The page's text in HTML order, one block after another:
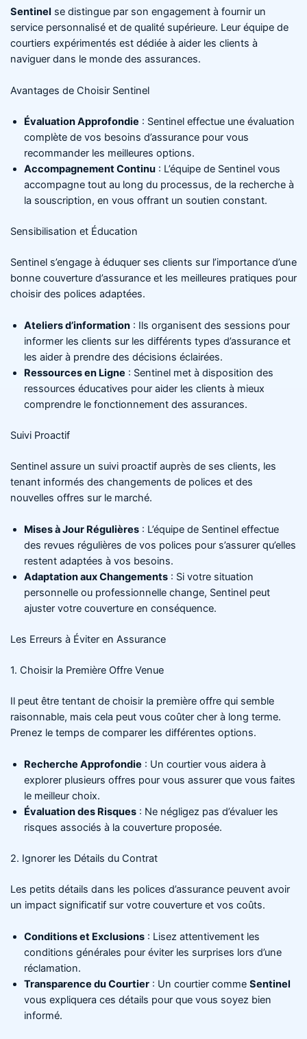
Sentinel se distingue par son engagement à fournir un
service personnalisé et de qualité supérieure. Leur équipe de
courtiers expérimentés est dédiée à aider les clients à
naviguer dans le monde des assurances.
Avantages de Choisir Sentinel
Évaluation Approfondie : Sentinel effectue une évaluation
complète de vos besoins d’assurance pour vous
recommander les meilleures options.
Accompagnement Continu : L’équipe de Sentinel vous
accompagne tout au long du processus, de la recherche à
la souscription, en vous offrant un soutien constant.
Sensibilisation et Éducation
Sentinel s’engage à éduquer ses clients sur l’importance d’une
bonne couverture d’assurance et les meilleures pratiques pour
choisir des polices adaptées.
Ateliers d’information : Ils organisent des sessions pour
informer les clients sur les différents types d’assurance et
les aider à prendre des décisions éclairées.
Ressources en Ligne : Sentinel met à disposition des
ressources éducatives pour aider les clients à mieux
comprendre le fonctionnement des assurances.
Suivi Proactif
Sentinel assure un suivi proactif auprès de ses clients, les
tenant informés des changements de polices et des
nouvelles offres sur le marché.
Mises à Jour Régulières : L’équipe de Sentinel effectue
des revues régulières de vos polices pour s’assurer qu’elles
restent adaptées à vos besoins.
Adaptation aux Changements : Si votre situation
personnelle ou professionnelle change, Sentinel peut
ajuster votre couverture en conséquence.
Les Erreurs à Éviter en Assurance
1. Choisir la Première Offre Venue
Il peut être tentant de choisir la première offre qui semble
raisonnable, mais cela peut vous coûter cher à long terme.
Prenez le temps de comparer les différentes options.
Recherche Approfondie : Un courtier vous aidera à
explorer plusieurs offres pour vous assurer que vous faites
le meilleur choix.
Évaluation des Risques : Ne négligez pas d’évaluer les
risques associés à la couverture proposée.
2. Ignorer les Détails du Contrat
Les petits détails dans les polices d’assurance peuvent avoir
un impact significatif sur votre couverture et vos coûts.
Conditions et Exclusions : Lisez attentivement les
conditions générales pour éviter les surprises lors d’une
réclamation.
Transparence du Courtier : Un courtier comme Sentinel
vous expliquera ces détails pour que vous soyez bien
informé.